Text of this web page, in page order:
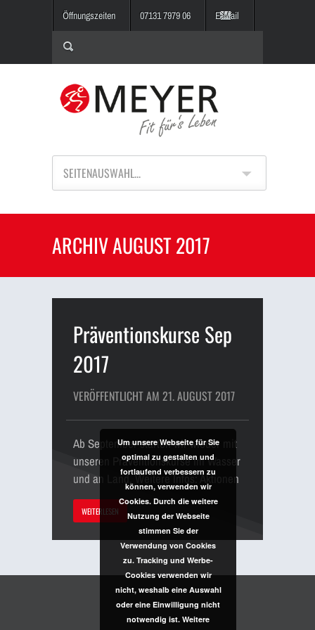
Öffnungszeiten 07131 7979 06 E-Mail
SEITENAUSWAHL...
ARCHIV AUGUST 2017
Präventionskurse Sep
2017
VERÖFFENTLICHT AM 21. AUGUST 2017
Ab September starten wir wieder mit
unseren Präventionskurse im Wasser
und an Land. Weitere Infos: Aktionen
WEITERLESEN
Um unsere Webseite für Sie
optimal zu gestalten und
fortlaufend verbessern zu
können, verwenden wir
Cookies. Durch die weitere
Nutzung der Webseite
stimmen Sie der
Verwendung von Cookies
zu. Tracking und Werbe-
Cookies verwenden wir
nicht, weshalb eine Auswahl
oder eine Einwilligung nicht
notwendig ist. Weitere